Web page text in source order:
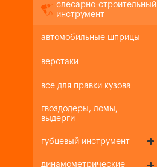
слесарно-строительный
инструмент
автомобильные шприцы
верстаки
все для правки кузова
гвоздодеры, ломы,
выдерги
губцевый инструмент
динамометрические